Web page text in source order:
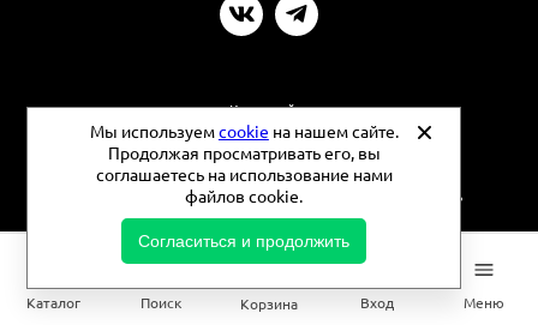
2026 - Фермерские продукты - Продуктовая площадь
Политика конфиденциальности
Карта сайта
Каталог Поиск
0
Корзина Вход Меню
Мы используемcookie на нашем сайте.
Продолжая просматривать его, вы
соглашаетесь на использование нами
файлов cookie.
Согласиться и продолжить